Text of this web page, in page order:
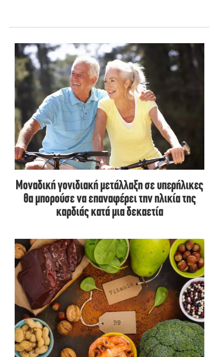
Μοναδική γονιδιακή μετάλλαξη σε υπερήλικες
θα μπορούσε να επαναφέρει την ηλικία της
καρδιάς κατά μια δεκαετία